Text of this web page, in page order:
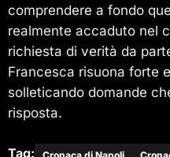
comprendere a fondo
realmente accaduto nel
richiesta di verità da
Francesca risuona forte
solleticando domande
risposta.
Tag: